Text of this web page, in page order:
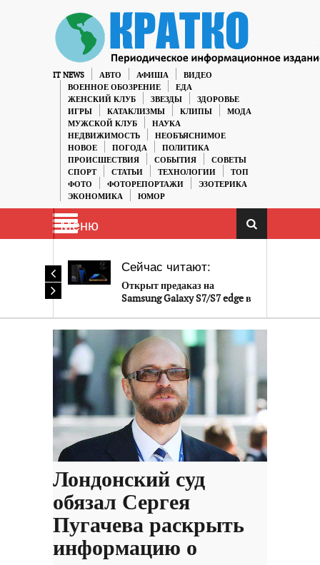
IT NEWS АВТО АФИША
ВИДЕО
ВОЕННОЕ ОБОЗРЕНИЕ
ЕДА
ЖЕНСКИЙ КЛУБ
ЗВЕЗДЫ
ЗДОРОВЬЕ
ИГРЫ
КАТАКЛИЗМЫ КЛИПЫ
МОДА
МУЖСКОЙ КЛУБ
НАУКА
НЕДВИЖИМОСТЬ
НЕОБЪЯСНИМОЕ
НОВОЕ
ПОГОДА
ПОЛИТИКА
ПРОИСШЕСТВИЯ
СОБЫТИЯ
СОВЕТЫ
СПОРТ
СТАТЬИ ТЕХНОЛОГИИ
ТОП
ФОТО
ФОТОРЕПОРТАЖИ
ЭЗОТЕРИКА
ЭКОНОМИКА
ЮМОР
Меню
Сейчас читают:
Открыт предаказ на
Samsung Galaxy S7/S7 edge в
Лондонский суд
обязал Сергея
Пугачева раскрыть
информацию о